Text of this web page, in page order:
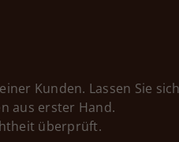
Kunden. Lassen Sie
aus erster Hand.
überprüft.